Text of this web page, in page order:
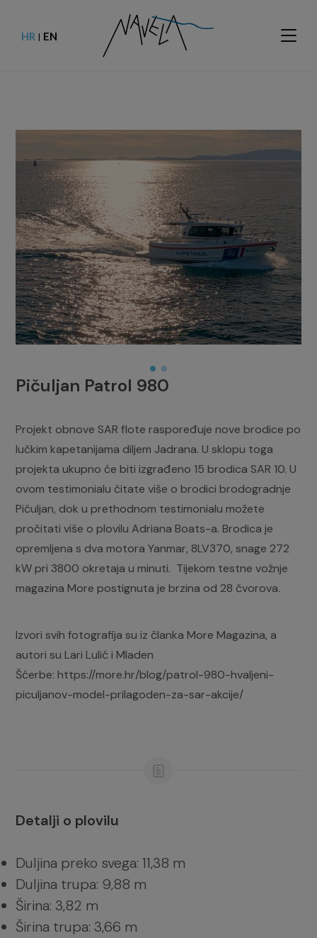
HR | EN
Pičuljan Patrol 980
Projekt obnove SAR flote raspoređuje nove brodice po
lučkim kapetanijama diljem Jadrana. U sklopu toga
projekta ukupno će biti izgrađeno 15 brodica SAR 10. U
ovom testimonialu čitate više o brodici brodogradnje
Pičuljan, dok u prethodnom testimonialu možete
pročitati više o plovilu Adriana Boats-a. Brodica je
opremljena s dva motora Yanmar, 8LV370, snage 272
kW pri 3800 okretaja u minuti. Tijekom testne vožnje
magazina More postignuta je brzina od 28 čvorova.
Izvori svih fotografija su iz članka More Magazina, a
autori su Lari Lulić i Mladen
Šćerbe: https://more.hr/blog/patrol-980-hvaljeni-
piculjanov-model-prilagoden-za-sar-akcije/
Detalji o plovilu
Duljina preko svega: 11,38 m
Duljina trupa: 9,88 m
Širina: 3,82 m
Širina trupa: 3,66 m